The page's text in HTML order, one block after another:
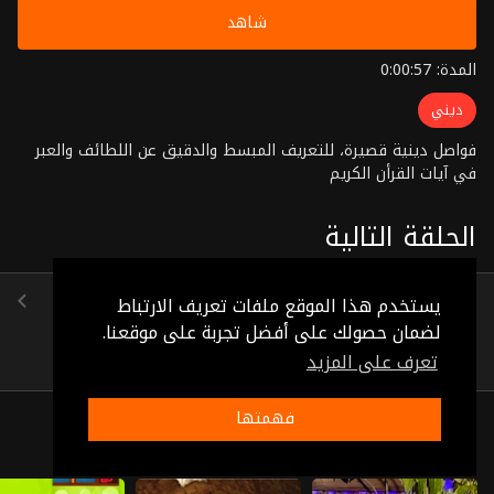
يستخدم هذا الموقع ملفات تعريف الارتباط
لضمان حصولك على أفضل تجربة على موقعنا.
تعرف على المزيد
فهمتها
شاهد
المدة: 0:00:57
ديني
فواصل دينية قصيرة، للتعريف المبسط والدقيق عن اللطائف والعبر
في آيات القرأن الكريم
الحلقة التالية
الحلقة 65
(0:00:43)
ذات صلة